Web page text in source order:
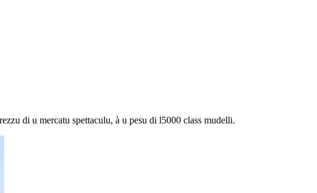
di u mercatu spettaculu, à u pesu di l5000 class mudelli.